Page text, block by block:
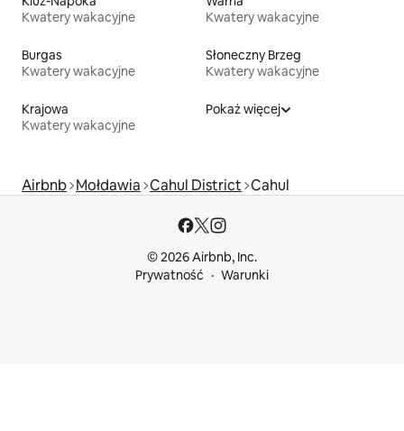
Kwatery wakacyjne
Kwatery wakacyjne
Burgas
Kwatery wakacyjne
Słoneczny Brzeg
Kwatery wakacyjne
Krajowa
Kwatery wakacyjne
Pokaż więcej
Airbnb Mołdawia Cahul District Cahul
© 2026 Airbnb, Inc.
Prywatność
Warunki